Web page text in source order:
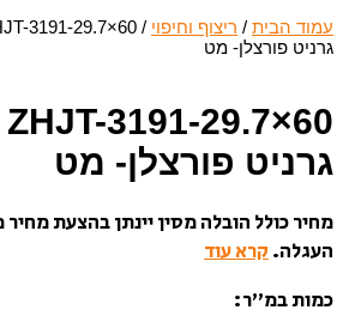
עמוד הבית / ריצוף וחיפוי /
גרניט פורצלן- מט
גרניט פורצלן- מט
מחיר כולל הובלה מסין יינתן בהצעת
העגלה. קרא עוד
כמות במ”ר: